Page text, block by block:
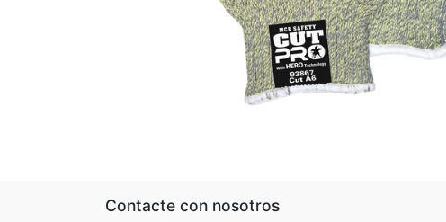
Contacte con nosotros